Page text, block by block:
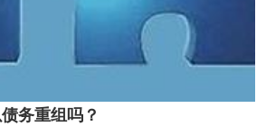
务重组吗？